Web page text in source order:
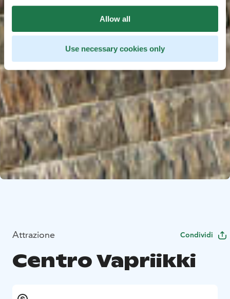
Allow all
Use necessary cookies only
Attrazione Condividi
Centro Vapriikki